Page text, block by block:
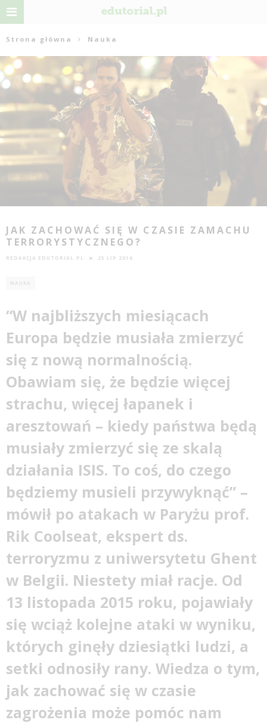
Strona główna Nauka
JAK ZACHOWAĆ SIĘ W CZASIE ZAMACHU
TERRORYSTYCZNEGO?
REDAKCJA EDUTORIAL.PL 25 LIP 2016
NAUKA
“W najbliższych miesiącach
Europa będzie musiała zmierzyć
się z nową normalnością.
Obawiam się, że będzie więcej
strachu, więcej łapanek i
aresztowań – kiedy państwa będą
musiały zmierzyć się ze skalą
działania ISIS. To coś, do czego
będziemy musieli przywyknąć” –
mówił po atakach w Paryżu prof.
Rik Coolseat, ekspert ds.
terroryzmu z uniwersytetu Ghent
w Belgii. Niestety miał racje. Od
13 listopada 2015 roku, pojawiały
się wciąż kolejne ataki w wyniku,
których ginęły dziesiątki ludzi, a
setki odnosiły rany. Wiedza o tym,
jak zachować się w czasie
zagrożenia może pomóc nam